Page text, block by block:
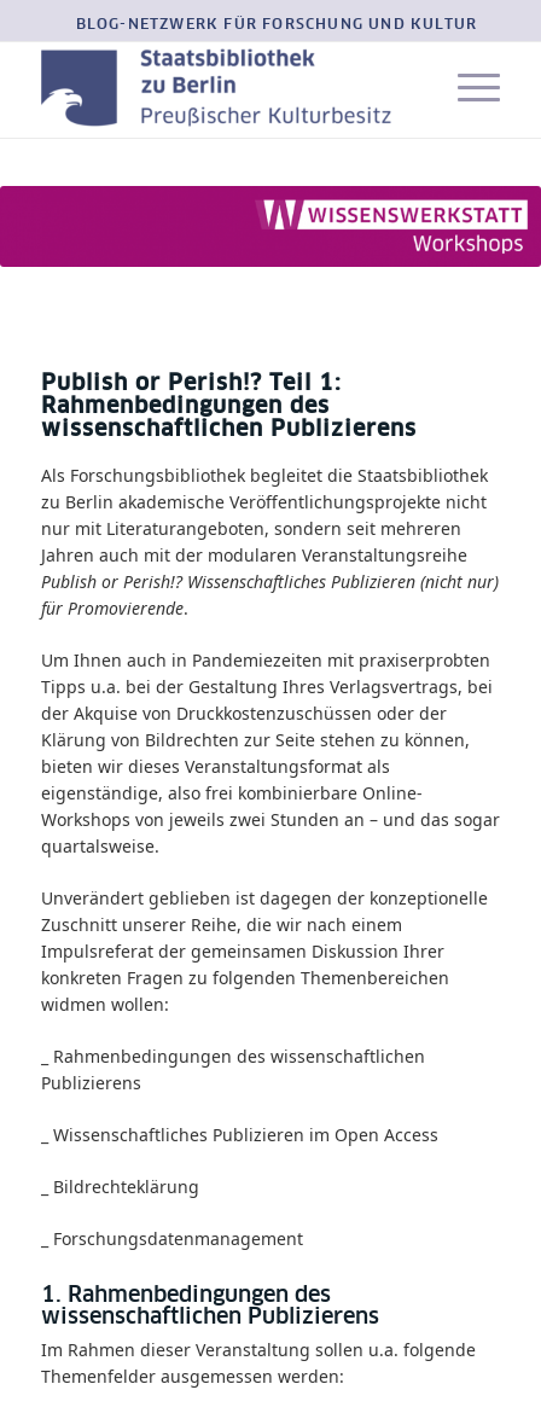
BLOG-NETZWERK FÜR FORSCHUNG UND KULTUR
Publish or Perish!? Teil 1:
Rahmenbedingungen des
wissenschaftlichen Publizierens
Als Forschungsbibliothek begleitet die Staatsbibliothek
zu Berlin akademische Veröffentlichungsprojekte nicht
nur mit Literaturangeboten, sondern seit mehreren
Jahren auch mit der modularen Veranstaltungsreihe
Publish or Perish!? Wissenschaftliches Publizieren (nicht nur)
für Promovierende.
Um Ihnen auch in Pandemiezeiten mit praxiserprobten
Tipps u.a. bei der Gestaltung Ihres Verlagsvertrags, bei
der Akquise von Druckkostenzuschüssen oder der
Klärung von Bildrechten zur Seite stehen zu können,
bieten wir dieses Veranstaltungsformat als
eigenständige, also frei kombinierbare Online-
Workshops von jeweils zwei Stunden an – und das sogar
quartalsweise.
Unverändert geblieben ist dagegen der konzeptionelle
Zuschnitt unserer Reihe, die wir nach einem
Impulsreferat der gemeinsamen Diskussion Ihrer
konkreten Fragen zu folgenden Themenbereichen
widmen wollen:
_ Rahmenbedingungen des wissenschaftlichen
Publizierens
_ Wissenschaftliches Publizieren im Open Access
_ Bildrechteklärung
_ Forschungsdatenmanagement
1. Rahmenbedingungen des
wissenschaftlichen Publizierens
Im Rahmen dieser Veranstaltung sollen u.a. folgende
Themenfelder ausgemessen werden: